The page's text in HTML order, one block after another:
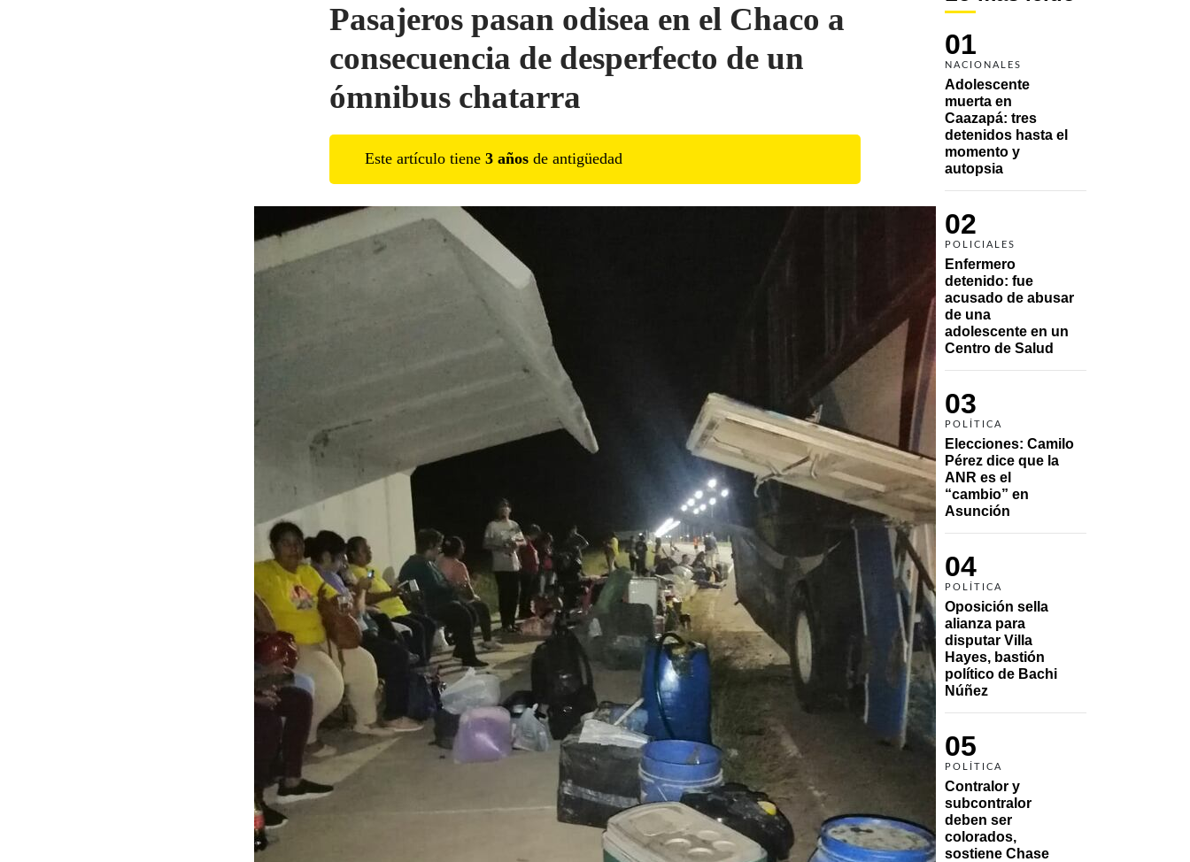
01
NACIONALES
Adolescente
muerta en
Caazapá: tres
detenidos hasta el
momento y
autopsia
02
POLICIALES
Enfermero
detenido: fue
acusado de abusar
de una
adolescente en un
Centro de Salud
03
POLÍTICA
Elecciones: Camilo
Pérez dice que la
ANR es el
“cambio” en
Asunción
04
POLÍTICA
Oposición sella
alianza para
disputar Villa
Hayes, bastión
político de Bachi
Núñez
05
POLÍTICA
Contralor y
subcontralor
deben ser
colorados,
sostiene Chase
Pasajeros pasan odisea en el Chaco a
consecuencia de desperfecto de un
ómnibus chatarra
Este artículo tiene 3 años de antigüedad